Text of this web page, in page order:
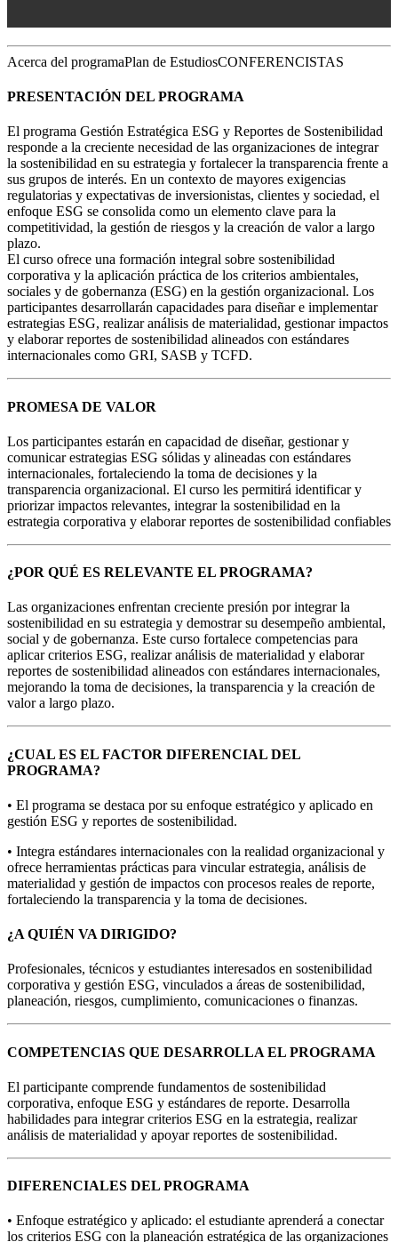
Acerca del programaPlan de EstudiosCONFERENCISTAS
PRESENTACIÓN DEL PROGRAMA
El programa Gestión Estratégica ESG y Reportes de Sostenibilidad
responde a la creciente necesidad de las organizaciones de integrar
la sostenibilidad en su estrategia y fortalecer la transparencia frente a
sus grupos de interés. En un contexto de mayores exigencias
regulatorias y expectativas de inversionistas, clientes y sociedad, el
enfoque ESG se consolida como un elemento clave para la
competitividad, la gestión de riesgos y la creación de valor a largo
plazo.
El curso ofrece una formación integral sobre sostenibilidad
corporativa y la aplicación práctica de los criterios ambientales,
sociales y de gobernanza (ESG) en la gestión organizacional. Los
participantes desarrollarán capacidades para diseñar e implementar
estrategias ESG, realizar análisis de materialidad, gestionar impactos
y elaborar reportes de sostenibilidad alineados con estándares
internacionales como GRI, SASB y TCFD.
PROMESA DE VALOR
Los participantes estarán en capacidad de diseñar, gestionar y
comunicar estrategias ESG sólidas y alineadas con estándares
internacionales, fortaleciendo la toma de decisiones y la
transparencia organizacional. El curso les permitirá identificar y
priorizar impactos relevantes, integrar la sostenibilidad en la
estrategia corporativa y elaborar reportes de sostenibilidad confiables
¿POR QUÉ ES RELEVANTE EL PROGRAMA?
Las organizaciones enfrentan creciente presión por integrar la
sostenibilidad en su estrategia y demostrar su desempeño ambiental,
social y de gobernanza. Este curso fortalece competencias para
aplicar criterios ESG, realizar análisis de materialidad y elaborar
reportes de sostenibilidad alineados con estándares internacionales,
mejorando la toma de decisiones, la transparencia y la creación de
valor a largo plazo.
¿CUAL ES EL FACTOR DIFERENCIAL DEL
PROGRAMA?
• El programa se destaca por su enfoque estratégico y aplicado en
gestión ESG y reportes de sostenibilidad.
• Integra estándares internacionales con la realidad organizacional y
ofrece herramientas prácticas para vincular estrategia, análisis de
materialidad y gestión de impactos con procesos reales de reporte,
fortaleciendo la transparencia y la toma de decisiones.
¿A QUIÉN VA DIRIGIDO?
Profesionales, técnicos y estudiantes interesados en sostenibilidad
corporativa y gestión ESG, vinculados a áreas de sostenibilidad,
planeación, riesgos, cumplimiento, comunicaciones o finanzas.
COMPETENCIAS QUE DESARROLLA EL PROGRAMA
El participante comprende fundamentos de sostenibilidad
corporativa, enfoque ESG y estándares de reporte. Desarrolla
habilidades para integrar criterios ESG en la estrategia, realizar
análisis de materialidad y apoyar reportes de sostenibilidad.
DIFERENCIALES DEL PROGRAMA
• Enfoque estratégico y aplicado: el estudiante aprenderá a conectar
los criterios ESG con la planeación estratégica de las organizaciones